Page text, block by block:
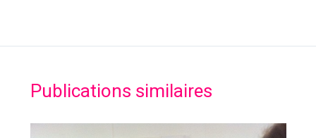
Publications similaires